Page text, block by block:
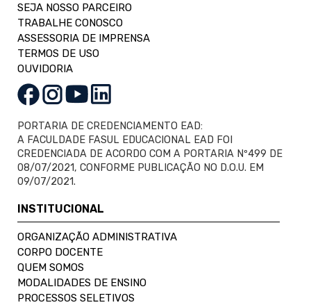
SEJA NOSSO PARCEIRO
TRABALHE CONOSCO
ASSESSORIA DE IMPRENSA
TERMOS DE USO
OUVIDORIA
PORTARIA DE CREDENCIAMENTO EAD:
A FACULDADE FASUL EDUCACIONAL EAD FOI
CREDENCIADA DE ACORDO COM A PORTARIA Nº499 DE
08/07/2021, CONFORME PUBLICAÇÃO NO D.O.U. EM
09/07/2021.
INSTITUCIONAL
ORGANIZAÇÃO ADMINISTRATIVA
CORPO DOCENTE
QUEM SOMOS
MODALIDADES DE ENSINO
PROCESSOS SELETIVOS